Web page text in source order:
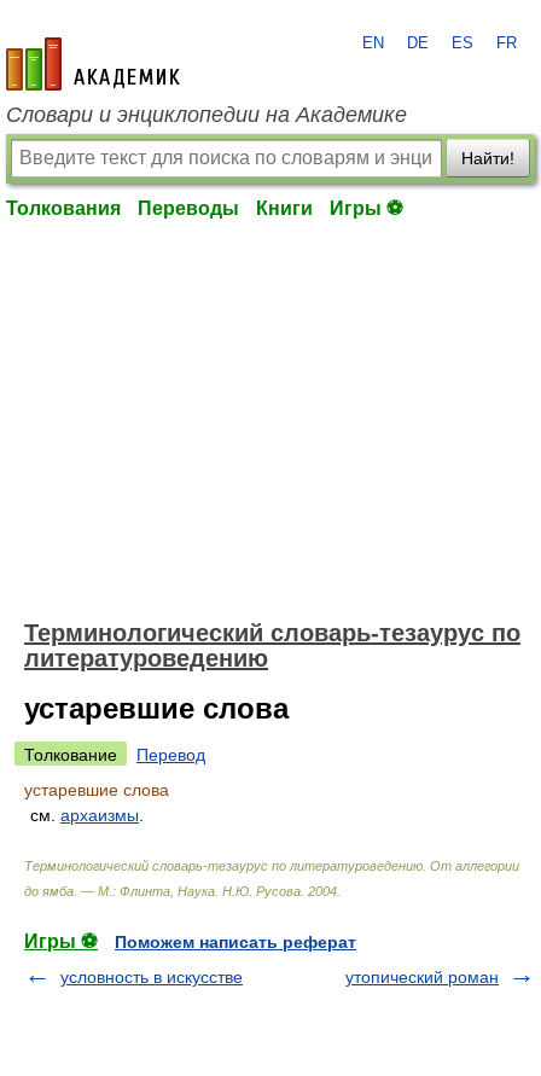
academic.ru
EN DE ES FR
Словари и энциклопедии на Академике
Найти!
Толкования Переводы Книги Игры ⚽
Терминологический словарь-тезаурус по
литературоведению
устаревшие слова
Толкование
Перевод
устаревшие слова
см. архаизмы
Терминологический словарь-тезаурус по литературоведению. От аллегории
до ямба. — М.: Флинта, Наука Н.Ю. Русова 2004
Игры ⚽
Поможем написать реферат
условность в искусстве
утопический роман